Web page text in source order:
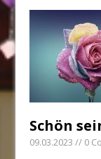
Schön
09.03.2023 // 0